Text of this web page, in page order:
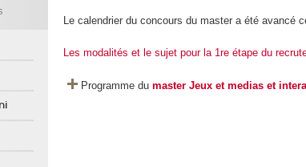
Le calendrier du concours du master a été avancé
Les modalités et le sujet pour la 1re étape du
Programme dumaster Jeux et medias et